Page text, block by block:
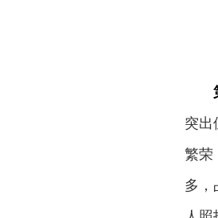
突出
繁荣
多，